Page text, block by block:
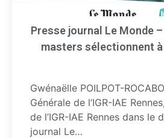
Presse journal Le Monde
masters sélectionnent à
Gwénaëlle POILPOT-
Générale de l’IGR-IAE
de l’IGR-IAE Rennes dans le
journal Le…